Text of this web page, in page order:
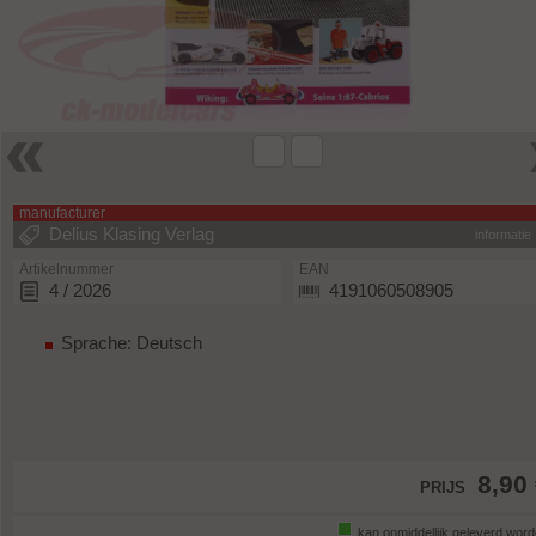
manufacturer
informatie
Delius Klasing Verlag
Artikelnummer
4 / 2026
EAN
4191060508905
Sprache: Deutsch
PRIJS 8,90
kan onmiddellijk geleverd